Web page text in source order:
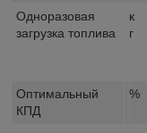
Одноразовая
загрузка топлива
к
г
Оптимальный
КПД
%